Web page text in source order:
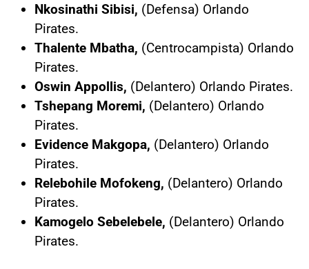
Nkosinathi Sibisi, (Defensa) Orlando
Pirates.
Thalente Mbatha, (Centrocampista) Orlando
Pirates.
Oswin Appollis, (Delantero) Orlando Pirates.
Tshepang Moremi, (Delantero) Orlando
Pirates.
Evidence Makgopa, (Delantero) Orlando
Pirates.
Relebohile Mofokeng, (Delantero) Orlando
Pirates.
Kamogelo Sebelebele, (Delantero) Orlando
Pirates.